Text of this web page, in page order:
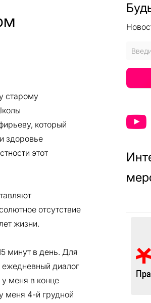
старому
который
здоровье
этот
отсутствие
жизни.
минут в день. Для
ежедневный диалог
у меня в конце
меня 4-й грудной